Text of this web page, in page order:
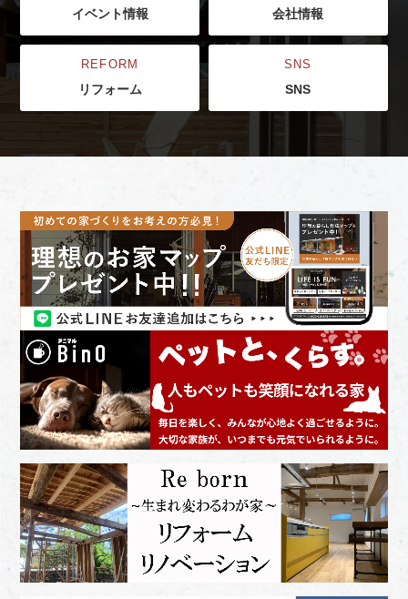
イベント情報 会社情報
REFORM
リフォーム
SNS
SNS